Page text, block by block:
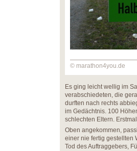
© marathon4you.de
Es ging leicht wellig im
verabschiedeten, die
durften nach rechts
im Gedächtnis. 100
schlechten Eltern.
Oben angekommen,
einer nie fertig gestellten
Tod des Auftraggebers,